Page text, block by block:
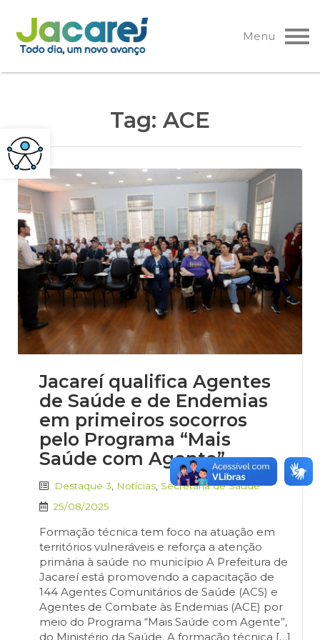
Pular
para
o
Menu
Tag: ACE
Jacareí qualifica Agentes
de Saúde e de Endemias
em primeiros socorros
pelo Programa “Mais
Saúde com Agente”
Destaque 3 Notícias Secretaria de Saúde
25/08/2025
Formação técnica tem foco na atuação em
territórios vulneráveis e reforça a atenção
primária à saúde no município A Prefeitura de
Jacareí está promovendo a capacitação de
144 Agentes Comunitários de Saúde (ACS) e
Agentes de Combate às Endemias (ACE) por
meio do Programa “Mais Saúde com Agente”,
do Ministério da Saúde. A formação técnica […]